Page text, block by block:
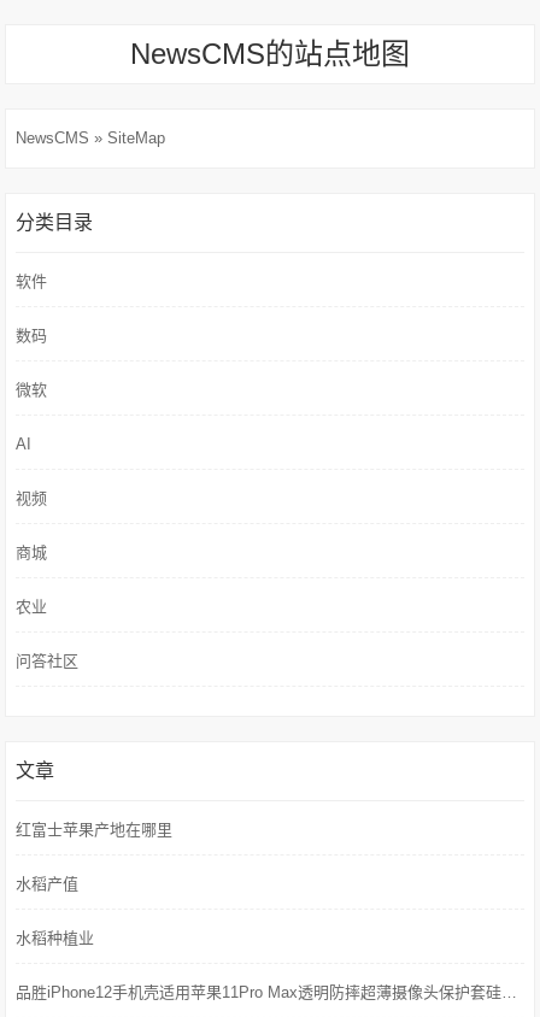
NewsCMS的站点地图
NewsCMS » SiteMap
分类目录
软件
数码
微软
AI
视频
商城
农业
问答社区
文章
红富士苹果产地在哪里
水稻产值
水稻种植业
品胜iPhone12手机壳适用苹果11Pro Max透明防摔超薄摄像头保护套硅胶软壳mini外壳镜头全包男潮网红por新款女